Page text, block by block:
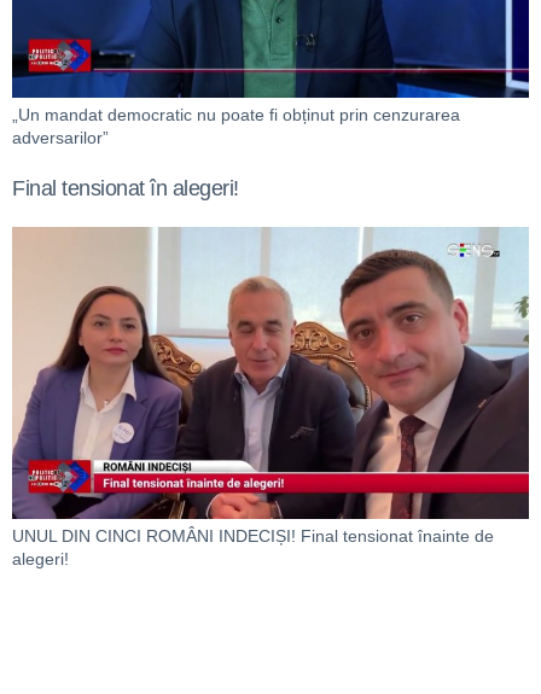
„Un mandat democratic nu poate fi obținut prin cenzurarea
adversarilor”
Final tensionat în alegeri!
UNUL DIN CINCI ROMÂNI INDECIȘI! Final tensionat înainte de
alegeri!